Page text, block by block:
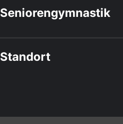
Seniorengymnastik
Standort